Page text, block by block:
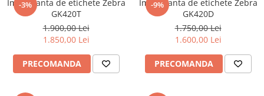
-3%
Imprimanta de etichete Zebra
GK420T
1.900,00 Lei
1.850,00 Lei
PRECOMANDA
-9%
Imprimanta de etichete Zebra
GK420D
1.750,00 Lei
1.600,00 Lei
PRECOMANDA